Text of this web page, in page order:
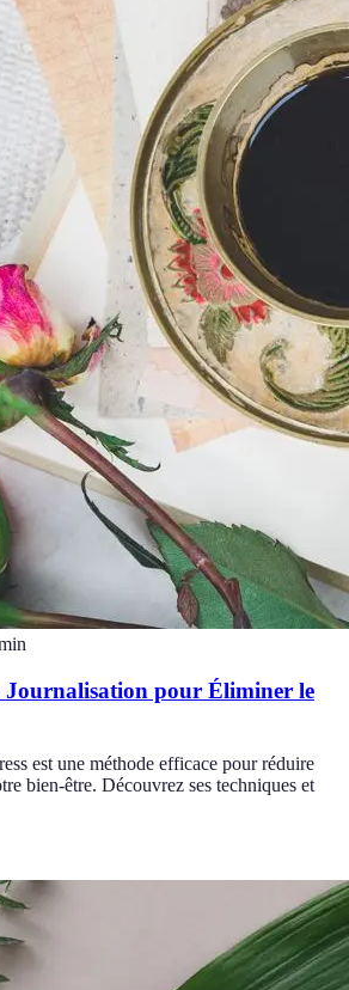
Journalisation pour Éliminer le
est une méthode efficace pour réduire
bien-être. Découvrez ses techniques et